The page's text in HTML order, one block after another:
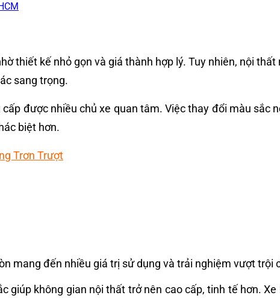
thiết kế nhỏ gọn và giá thành hợp lý. Tuy nhiên, nội
sang trọng.
được nhiều chủ xe quan tâm. Việc thay đổi màu sắc
biệt hơn.
Trơn Trượt
mang đến nhiều giá trị sử dụng và trải nghiệm vượt trội
giúp không gian nội thất trở nên cao cấp, tinh tế hơn.